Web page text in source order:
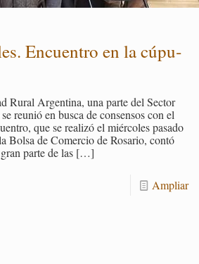
En­cuen­tro en la cú­pu­
Rural Ar­gen­ti­na, una parte del Sec­tor
reunió en busca de con­sen­sos con el
que se reali­zó el miér­co­les pa­sa­do
Bolsa de Co­mer­cio de Ro­sa­rio, contó
parte de las […]
Am­pliar